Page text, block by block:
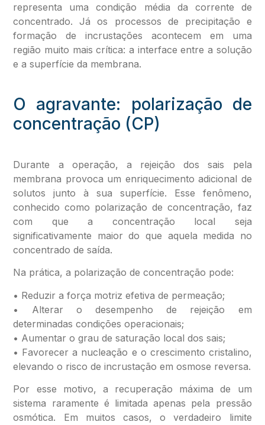
representa uma condição média da corrente de
concentrado. Já os processos de precipitação e
formação de incrustações acontecem em uma
região muito mais crítica: a interface entre a solução
e a superfície da membrana.
O agravante: polarização de
concentração (CP)
Durante a operação, a rejeição dos sais pela
membrana provoca um enriquecimento adicional de
solutos junto à sua superfície. Esse fenômeno,
conhecido como polarização de concentração, faz
com que a concentração local seja
significativamente maior do que aquela medida no
concentrado de saída.
Na prática, a polarização de concentração pode:
• Reduzir a força motriz efetiva de permeação;
• Alterar o desempenho de rejeição em
determinadas condições operacionais;
• Aumentar o grau de saturação local dos sais;
• Favorecer a nucleação e o crescimento cristalino,
elevando o risco de incrustação em osmose reversa.
Por esse motivo, a recuperação máxima de um
sistema raramente é limitada apenas pela pressão
osmótica. Em muitos casos, o verdadeiro limite